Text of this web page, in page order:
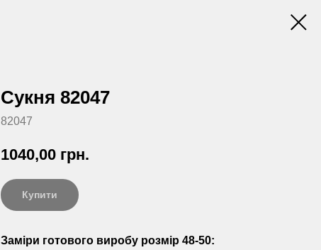
Сукня 82047
82047
1040,00 грн.
Купити
Заміри готового виробу розмір 48-50: